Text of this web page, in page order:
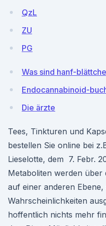
QzL
ZU
PG
Was sind hanf-
Endocannabinoid-
Die ärzte
Tees, Tinkturen und
bestellen Sie online bei
Lieselotte, dem 7. Febr.
Metaboliten werden über
auf einer anderen Ebene,
Wahrscheinlichkeiten
hoffentlich nichts mehr